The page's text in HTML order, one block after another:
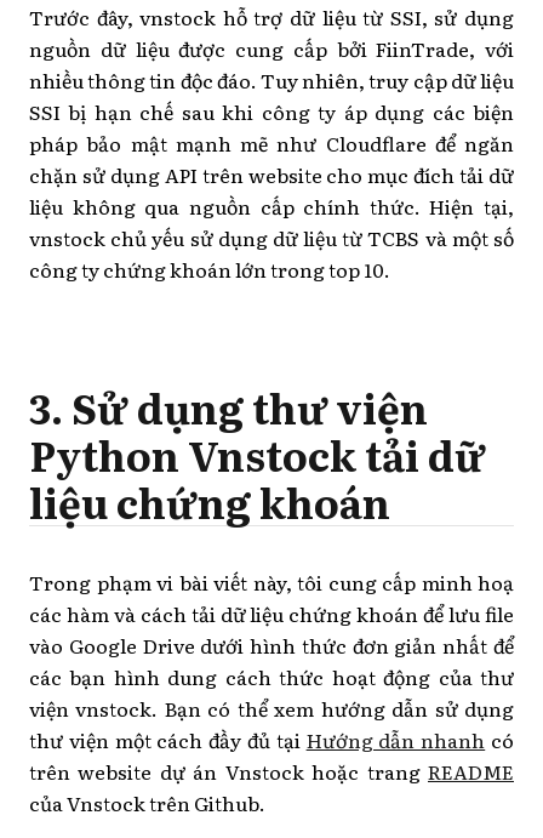
Trước đây, vnstock hỗ trợ dữ liệu từ SSI, sử dụng
nguồn dữ liệu được cung cấp bởi FiinTrade, với
nhiều thông tin độc đáo. Tuy nhiên, truy cập dữ liệu
SSI bị hạn chế sau khi công ty áp dụng các biện
pháp bảo mật mạnh mẽ như Cloudflare để ngăn
chặn sử dụng API trên website cho mục đích tải dữ
liệu không qua nguồn cấp chính thức. Hiện tại,
vnstock chủ yếu sử dụng dữ liệu từ TCBS và một số
công ty chứng khoán lớn trong top 10.
3. Sử dụng thư viện
Python Vnstock tải dữ
liệu chứng khoán
Trong phạm vi bài viết này, tôi cung cấp minh hoạ
các hàm và cách tải dữ liệu chứng khoán để lưu file
vào Google Drive dưới hình thức đơn giản nhất để
các bạn hình dung cách thức hoạt động của thư
viện vnstock. Bạn có thể xem hướng dẫn sử dụng
thư viện một cách đầy đủ tại Hướng dẫn nhanh có
trên website dự án Vnstock hoặc trang README
của Vnstock trên Github.